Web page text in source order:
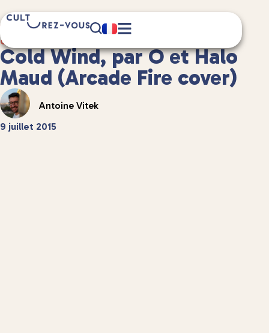
Culture
1 minute(s) de lecture
Cold Wind, par O et Halo
Maud (Arcade Fire cover)
Antoine Vitek
9 juillet 2015